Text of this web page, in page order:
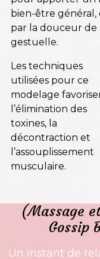
bien-être général,
par la douceur de
gestuelle.
Les techniques
utilisées pour ce
modelage
l’élimination des
toxines, la
décontraction et
l’assouplissement
musculaire.
(Massage
Gossip
Un instant de